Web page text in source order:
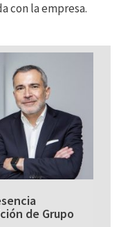
con la empresa.
de Grupo